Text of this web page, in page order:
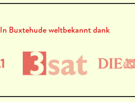
In Buxtehude weltbekannt dank